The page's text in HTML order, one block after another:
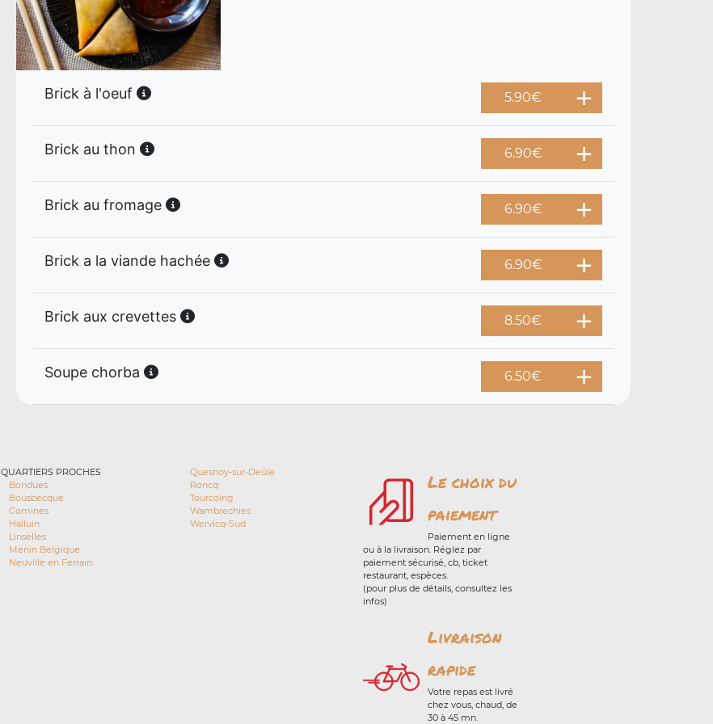
Brick à l'oeuf 5.90€
Brick au thon 6.90€
Brick au fromage 6.90€
Brick a la viande hachée 6.90€
Brick aux crevettes 8.50€
Soupe chorba 6.50€
QUARTIERS PROCHES
Bondues
Bousbecque
Comines
Halluin
Linselles
Menin Belgique
Neuville en Ferrain
Quesnoy-sur-Deûle
Roncq
Tourcoing
Wambrechies
Wervicq-Sud
Le choix du
paiement
Paiement en ligne
ou à la livraison. Réglez par
paiement sécurisé, cb, ticket
restaurant, espèces.
(pour plus de détails, consultez les
infos)
Livraison
rapide
Votre repas est livré
chez vous, chaud, de
30 à 45 mn.